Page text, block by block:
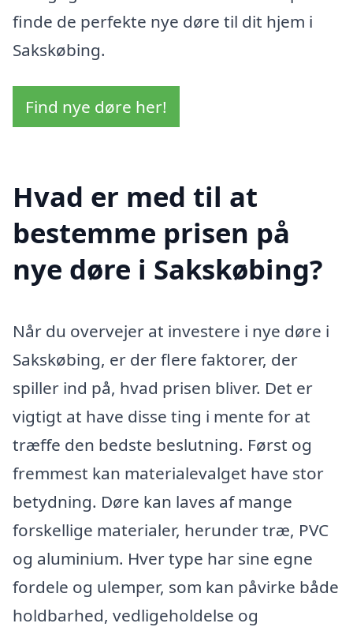
finde de perfekte nye døre til dit hjem i
Sakskøbing.
Find nye døre her!
Hvad er med til at
bestemme prisen på
nye døre i Sakskøbing?
Når du overvejer at investere i nye døre i
Sakskøbing, er der flere faktorer, der
spiller ind på, hvad prisen bliver. Det er
vigtigt at have disse ting i mente for at
træffe den bedste beslutning. Først og
fremmest kan materialevalget have stor
betydning. Døre kan laves af mange
forskellige materialer, herunder træ, PVC
og aluminium. Hver type har sine egne
fordele og ulemper, som kan påvirke både
holdbarhed, vedligeholdelse og